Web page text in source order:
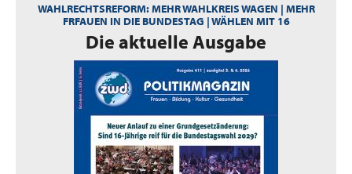
WAHLRECHTSREFORM: MEHR WAHLKREIS WAGEN | MEHR
FRFAUEN IN DIE BUNDESTAG | WÄHLEN MIT 16
:Die aktuelle Ausgabe